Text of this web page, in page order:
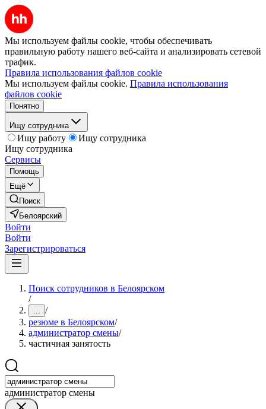
Мы используем файлы cookie, чтобы обеспечивать
правильную работу нашего веб-сайта и анализировать сетевой
трафик.
Правила использования файлов cookie
Мы используем файлы cookie. Правила использования
файлов cookie
Понятно
Ищу сотрудника
Ищу работу
Ищу сотрудника
Ищу сотрудника
Сервисы
Помощь
Ещё
Поиск
Белоярский
Войти
Войти
Зарегистрироваться
Поиск сотрудников в Белоярском
/
... /
резюме в Белоярском/
администратор смены/
частичная занятость
администратор смены